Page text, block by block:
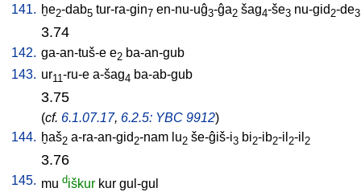
141. ḫe2-dab5 tur-ra-gin7 en-nu-uĝ3-ĝa2 šag4-še3 nu-gid 2-de3
3.74
142. ga-an-tuš-e e2 ba-an-gub
143. ur11 -ru-e a-šag4 ba-ab-gub
3.75
(cf. 6.1.07.17, 6.2.5: YBC 9912)
144. ḫaš2 a-ra-an-gid 2-nam lu2 še-ĝiš-i3 bi2-ib2-il 2-il 2
3.76
145. mu diškur kur gul-gul